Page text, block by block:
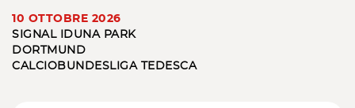
10 OTTOBRE 2026
SIGNAL IDUNA PARK
DORTMUND
CALCIO BUNDESLIGA TEDESCA